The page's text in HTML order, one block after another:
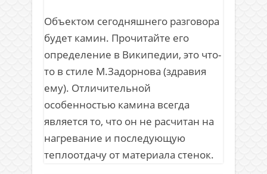
Объектом сегодняшнего разговора
будет камин. Прочитайте его
определение в Википедии, это что-
то в стиле М.Задорнова (здравия
ему). Отличительной
особенностью камина всегда
является то, что он не расчитан на
нагревание и последующую
теплоотдачу от материала стенок.